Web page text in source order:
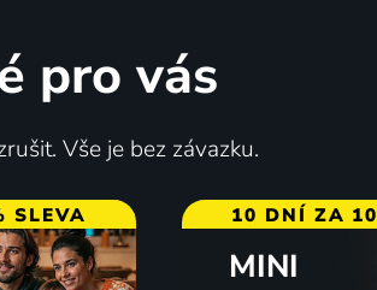
2006 | USA | Komedie, Drama, Fantasy, Romantický
%
pro vás
Vše je bez závazku.
SLEVA 10 DNÍ ZA
MINI